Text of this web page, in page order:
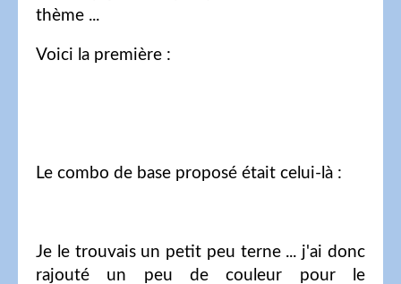
thème ...
Voici la première :
Le combo de base proposé était celui-là :
Je le trouvais un petit peu terne ... j'ai donc
rajouté un peu de couleur pour le